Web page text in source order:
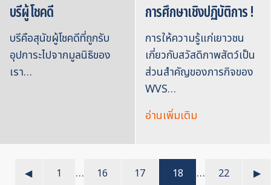
บรีผู้โชคดี
บรีคือสุนัขผู้โชคดีที่ถูกรับ
อุปการะไปจากมูลนิธิของ
เรา…
การศึกษาเชิงปฏิบัติการ !
การให้ความรู้แก่เยาวชน
เกี่ยวกับสวัสดิภาพสัตว์เป็น
ส่วนสำคัญของภารกิจของ
WVS…
อ่านเพิ่มเติม
◀︎ 1 … 16 17 18 … 22 ▶︎